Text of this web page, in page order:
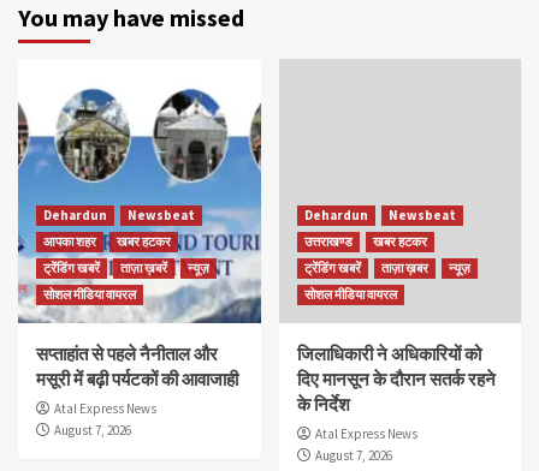
You may have missed
Dehardun
Newsbeat
आपका शहर
खबर हटकर
ट्रेंडिंग खबरें
ताज़ा ख़बरें
न्यूज़
सोशल मीडिया वायरल
सप्ताहांत से पहले नैनीताल और
मसूरी में बढ़ी पर्यटकों की आवाजाही
Atal Express News
August 7, 2026
Dehardun
Newsbeat
उत्तराखण्ड
खबर हटकर
ट्रेंडिंग खबरें
ताज़ा ख़बर
न्यूज़
सोशल मीडिया वायरल
जिलाधिकारी ने अधिकारियों को
दिए मानसून के दौरान सतर्क रहने
के निर्देश
Atal Express News
August 7, 2026